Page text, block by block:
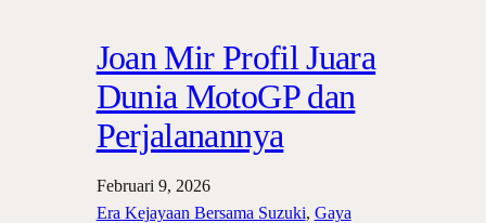
Joan Mir Profil Juara
Dunia MotoGP dan
Perjalanannya
Februari 9, 2026
Era Kejayaan Bersama Suzuki, Gaya